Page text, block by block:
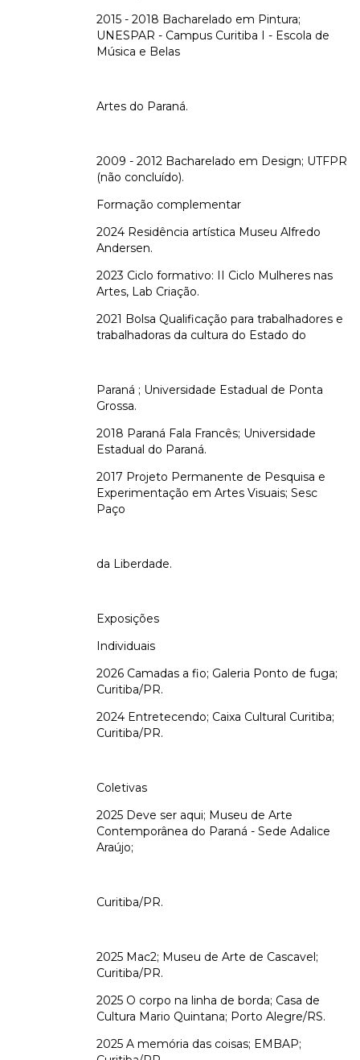
2015 - 2018 Bacharelado em Pintura;
UNESPAR - Campus Curitiba I - Escola de
Música e Belas
Artes do Paraná.
2009 - 2012 Bacharelado em Design; UTFPR
(não concluído).
Formação complementar
2024 Residência artística Museu Alfredo
Andersen.
2023 Ciclo formativo: II Ciclo Mulheres nas
Artes, Lab Criação.
2021 Bolsa Qualificação para trabalhadores e
trabalhadoras da cultura do Estado do
Paraná ; Universidade Estadual de Ponta
Grossa.
2018 Paraná Fala Francês; Universidade
Estadual do Paraná.
2017 Projeto Permanente de Pesquisa e
Experimentação em Artes Visuais; Sesc
Paço
da Liberdade.
Exposições
Individuais
2026 Camadas a fio; Galeria Ponto de fuga;
Curitiba/PR.
2024 Entretecendo; Caixa Cultural Curitiba;
Curitiba/PR.
Coletivas
2025 Deve ser aqui; Museu de Arte
Contemporânea do Paraná - Sede Adalice
Araújo;
Curitiba/PR.
2025 Mac2; Museu de Arte de Cascavel;
Curitiba/PR.
2025 O corpo na linha de borda; Casa de
Cultura Mario Quintana; Porto Alegre/RS.
2025 A memória das coisas; EMBAP;